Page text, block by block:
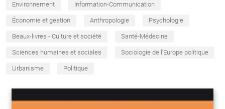
Environnement Information-Communication
Économie et gestion Anthropologie Psychologie
Beaux-livres - Culture et société Santé-Médecine
Sciences humaines et sociales Sociologie de l'Europe politique
Urbanisme Politique